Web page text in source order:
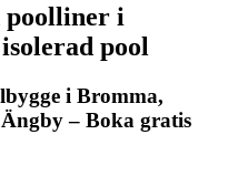
poolliner i
pool
i Bromma,
– Boka gratis